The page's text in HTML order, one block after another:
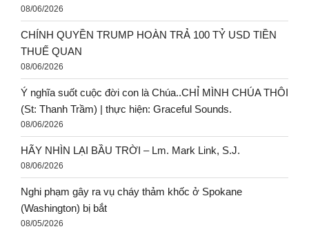
08/06/2026
CHÍNH QUYỀN TRUMP HOÀN TRẢ 100 TỶ USD TIỀN
THUẾ QUAN
08/06/2026
Ý nghĩa suốt cuộc đời con là Chúa..CHỈ MÌNH CHÚA THÔI
(St: Thanh Trầm) | thực hiện: Graceful Sounds.
08/06/2026
HÃY NHÌN LẠI BẦU TRỜI – Lm. Mark Link, S.J.
08/06/2026
Nghi phạm gây ra vụ cháy thảm khốc ở Spokane
(Washington) bị bắt
08/05/2026